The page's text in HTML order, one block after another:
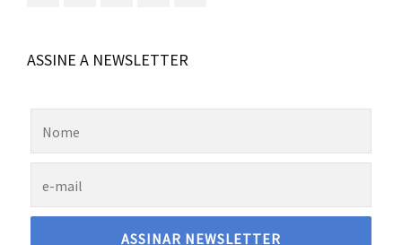
ASSINE A NEWSLETTER